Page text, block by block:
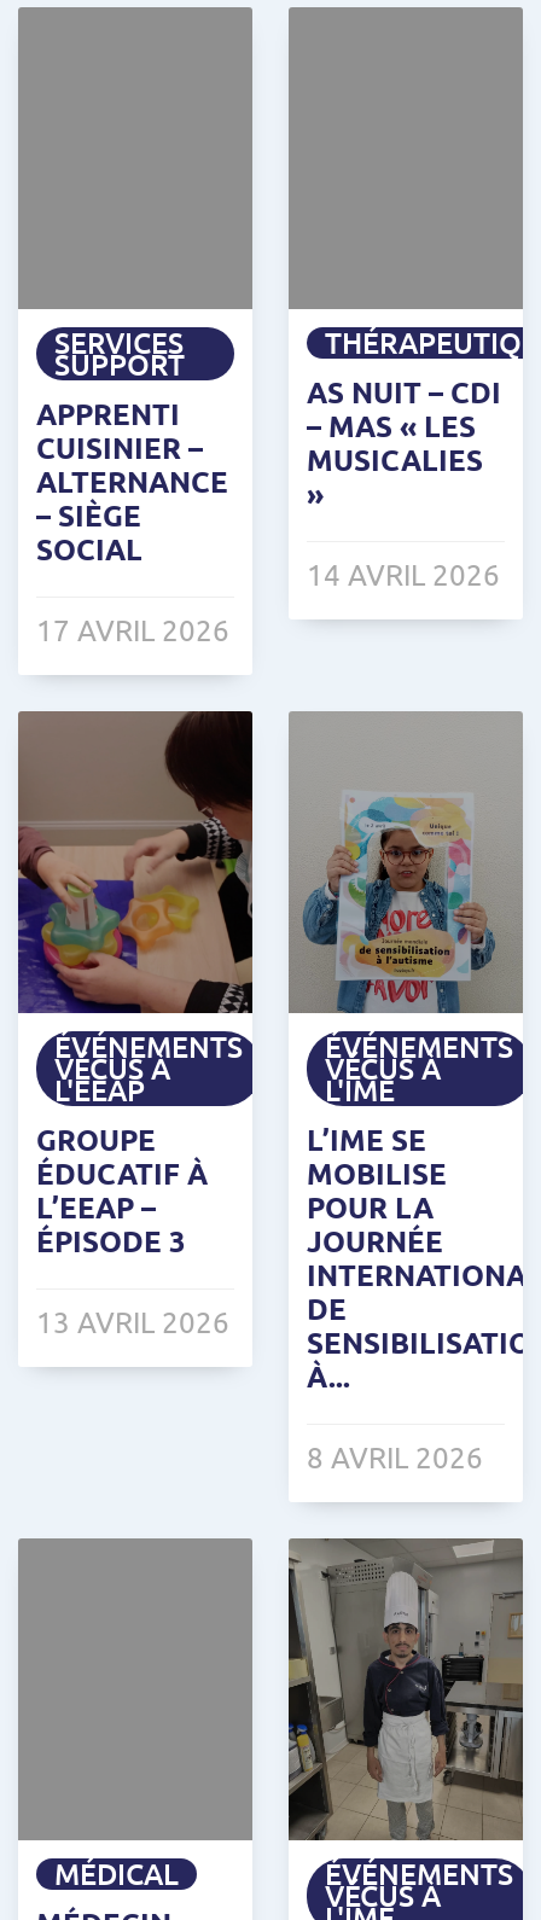
SERVICES
SUPPORT
APPRENTI
CUISINIER –
ALTERNANCE
– SIÈGE
SOCIAL
17 AVRIL 2026
AS NUIT – CDI
– MAS « LES
MUSICALIES
»
14 AVRIL 2026
ÉVÉNEMENTS
VÉCUS À
L'EEAP
GROUPE
ÉDUCATIF À
L’EEAP –
ÉPISODE 3
13 AVRIL 2026
ÉVÉNEMENTS
VÉCUS À
L'IME
L’IME SE
MOBILISE
POUR LA
JOURNÉE
DE
À...
8 AVRIL 2026
MÉDICAL
ÉVÉNEMENTS
VÉCUS À